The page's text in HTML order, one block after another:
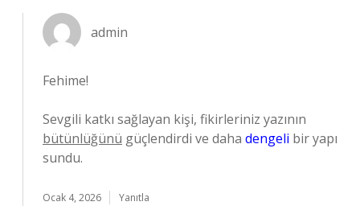
admin
Fehime!
Sevgili katkı sağlayan kişi, fikirleriniz yazının
bütünlüğünü güçlendirdi ve daha dengeli bir yapı
sundu.
Ocak 4, 2026 Yanıtla